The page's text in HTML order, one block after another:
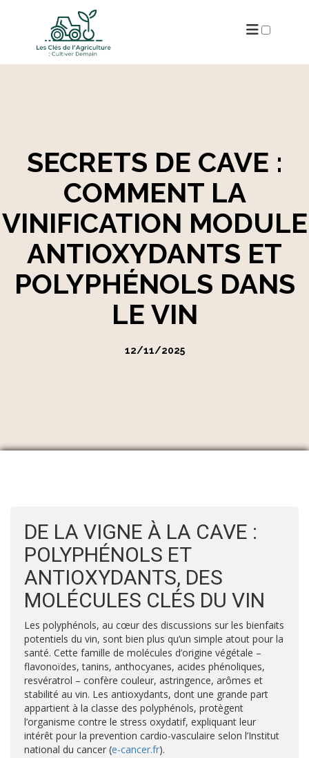
SECRETS DE CAVE :
COMMENT LA
VINIFICATION MODULE
ANTIOXYDANTS ET
POLYPHÉNOLS DANS
LE VIN
12/11/2025
DE LA VIGNE À LA CAVE :
POLYPHÉNOLS ET
ANTIOXYDANTS, DES
MOLÉCULES CLÉS DU VIN
Les polyphénols, au cœur des discussions sur les bienfaits
potentiels du vin, sont bien plus qu’un simple atout pour la
santé. Cette famille de molécules d’origine végétale –
flavonoïdes, tanins, anthocyanes, acides phénoliques,
resvératrol – confère couleur, astringence, arômes et
stabilité au vin. Les antioxydants, dont une grande part
appartient à la classe des polyphénols, protègent
l’organisme contre le stress oxydatif, expliquant leur
intérêt pour la prevention cardio-vasculaire selon l’Institut
national du cancer (e-cancer.fr).